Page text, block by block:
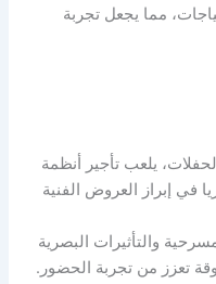
مما يجعل تجربة
يلعب تأجير أنظمة
في إبراز العروض الفنية
والتأثيرات البصرية
تعزز من تجربة الحضور.